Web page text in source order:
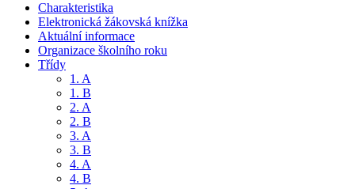
Charakteristika
Elektronická žákovská knížka
Aktuální informace
Organizace školního roku
Třídy
1. A
1. B
2. A
2. B
3. A
3. B
4. A
4. B